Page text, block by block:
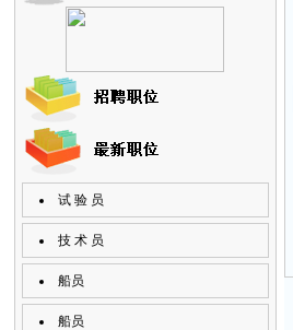
试 验 员
技 术 员
船员
船员